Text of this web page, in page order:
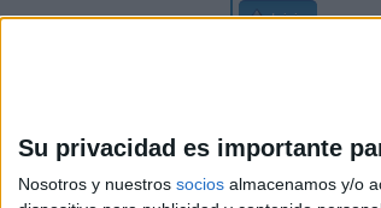
Su privacidad es importante
Nosotros y nuestros socios almacenamos y/o
Inicio